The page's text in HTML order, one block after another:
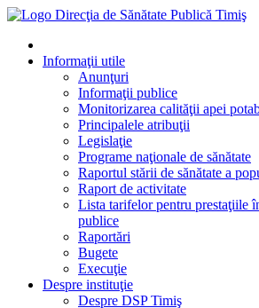
Informaţii utile
Anunţuri
Informaţii publice
Monitorizarea calităţii apei
Principalele atribuţii
Legislaţie
Programe naţionale de sănătate
Raportul stării de sănătate a
Raport de activitate
Lista tarifelor pentru prestaţiile
publice
Raportări
Bugete
Execuţie
Despre instituţie
Despre DSP Timiş